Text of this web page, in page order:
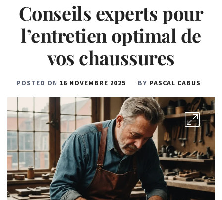
Conseils experts pour
l’entretien optimal de
vos chaussures
POSTED ON 16 NOVEMBRE 2025 BY PASCAL CABUS